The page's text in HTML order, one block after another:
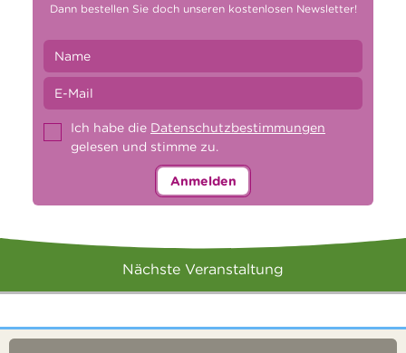
Dann bestellen Sie doch unseren kostenlosen Newsletter!
Ich habe die Datenschutzbestimmungen
gelesen und stimme zu.
Anmelden
Nächste Veranstaltung